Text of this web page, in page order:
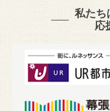
私たち
応